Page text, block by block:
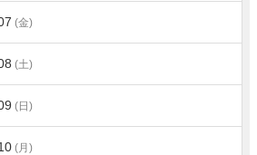
(金)
(土)
(日)
(月)